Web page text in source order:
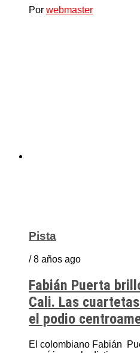
Por webmaster
Pista
/ 8 años ago
Fabián Puerta
Cali. Las
el podio
El colombiano Fabián